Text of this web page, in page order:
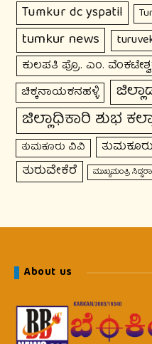
Tumkur dc yspatil
tumkur news
ಕುಲಪತಿ ಪ್ರೊ. ಎಂ.
ಚಿಕ್ಕನಾಯಕನಹಳ್ಳಿ
ಜಿಲ್ಲಾಧಿಕಾರಿ ಶುಭ
ತುಮಕೂರು ವಿವಿ
ತುರುವೇಕೆರೆ ಮುಖ್ಯಮಂತ್ರಿ
About us